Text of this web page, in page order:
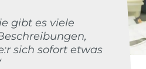
gibt es viele
sich sofort etwas